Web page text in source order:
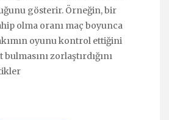
gösterir. Örneğin, bir
olma oranı maç boyunca
oyunu kontrol ettiğini
zorlaştırdığını